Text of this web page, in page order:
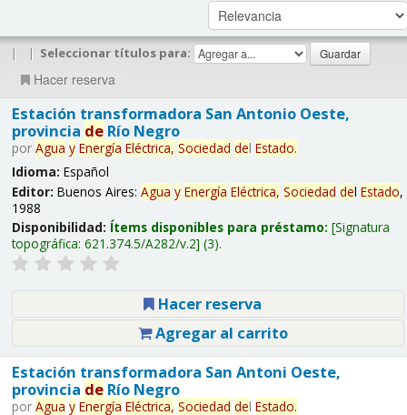
| | Seleccionar títulos para:
Hacer reserva
Estación transformadora San Antonio Oeste,
provincia deRío Negro
por Agua y Energía Eléctrica, Sociedad del Estado.
Idioma: Español
Editor: Buenos Aires: Agua y Energía Eléctrica, Sociedad del Estado,
1988
Disponibilidad: Ítems disponibles para préstamo: Signatura
topográfica: 621.374.5/A282/v.2 (3).
Hacer reserva
Agregar al carrito
Estación transformadora San Antoni Oeste,
provincia deRío Negro
por Agua y Energía Eléctrica, Sociedad del Estado.